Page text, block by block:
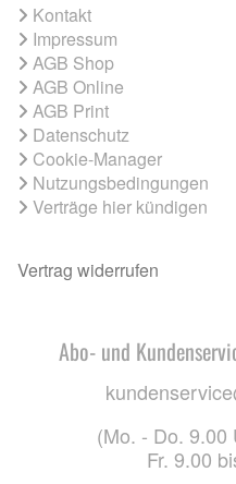
Kontakt
Impressum
AGB Shop
AGB Online
AGB Print
Datenschutz
Cookie-Manager
Nutzungsbedingungen
Verträge hier kündigen
Vertrag widerrufen
Abo- und
(Mo. - Do. 9.00
Fr. 9.00